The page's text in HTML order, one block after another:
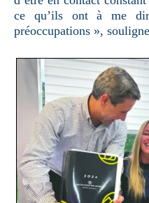
ce qu’ils ont à me
préoccupations »,